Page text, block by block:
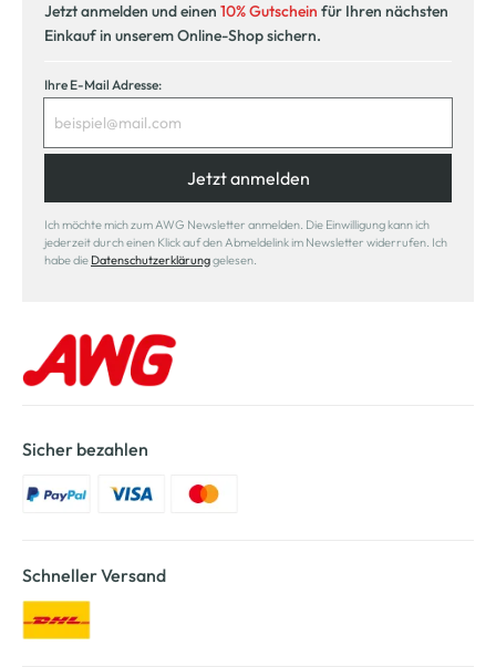
Jetzt anmelden und einen 10% Gutschein für Ihren nächsten
Einkauf in unserem Online-Shop sichern.
Ihre E-Mail Adresse:
Jetzt anmelden
Ich möchte mich zum AWG Newsletter anmelden. Die Einwilligung kann ich
jederzeit durch einen Klick auf den Abmeldelink im Newsletter widerrufen. Ich
habe die Datenschutzerklärunggelesen.
Sicher bezahlen
Schneller Versand